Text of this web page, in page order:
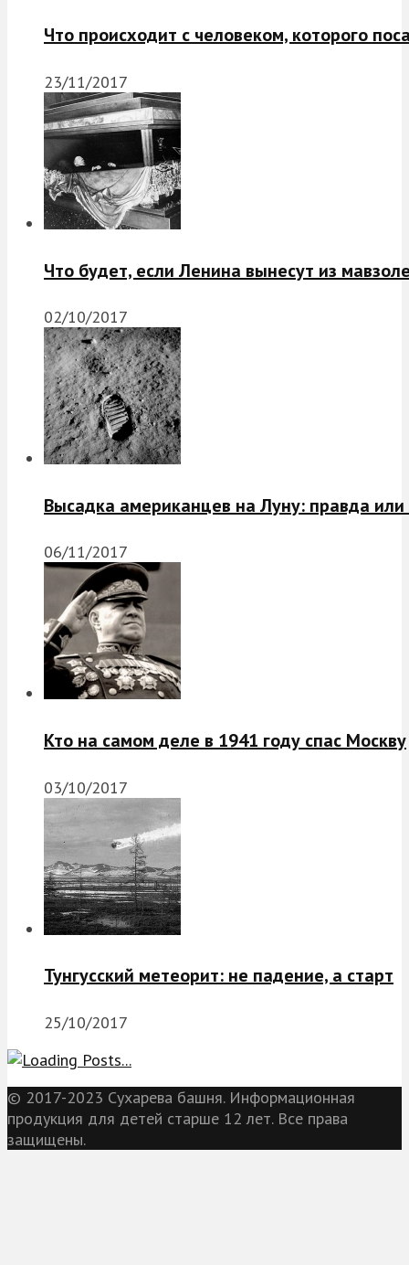
Что происходит с человеком, которого
23/11/2017
Что будет, если Ленина вынесут из
02/10/2017
Высадка американцев на Луну: правда
06/11/2017
Кто на самом деле в 1941 году спас Москву
03/10/2017
Тунгусский метеорит: не падение, а старт
25/10/2017
© 2017-2023 Сухарева башня. Информационная
продукция для детей старше 12 лет. Все права
защищены.